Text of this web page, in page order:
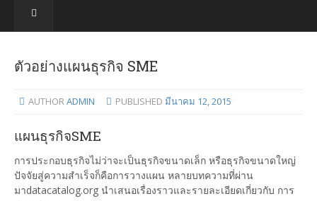
ตัวอย่างแผนธุรกิจ SME
AUTHORADMIN PUBLISHED มีนาคม 12, 2015
แผนธุรกิจSME
การประกอบธุรกิจไม่ว่าจะเป็นธุรกิจขนาดเล็ก หรือธุรกิจขนาดใหญ่
ปัจจัยสู่ความสำเร็จก็คือการวางแผน หลายบทความที่ผ่าน
มาdatacatalog.org นำเสนอเรื่องราวและรายละเอียดเกี่ยวกับ การ